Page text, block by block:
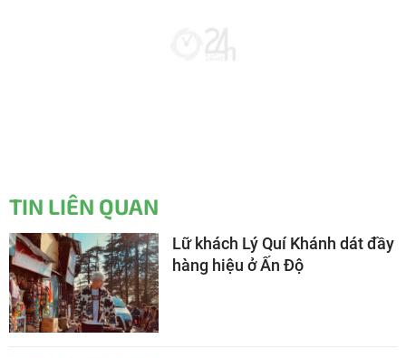
TIN LIÊN QUAN
Lữ khách Lý Quí Khánh dát đầy
hàng hiệu ở Ấn Độ